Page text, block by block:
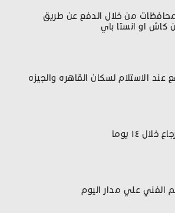
من خلال الدفع عن طريق
كاش او انستا باي
عند الاستلام لسكان القاهره والجيزه
خلال ١٤ يوما
الفني علي مدار اليوم